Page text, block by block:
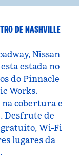
DE NASHVILLE
Nissan
estada no
do Pinnacle
Works.
na cobertura e
Desfrute de
Wi-Fi
lugares da